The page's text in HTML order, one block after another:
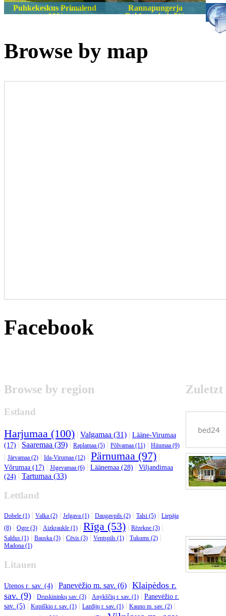
Puhkekeskus Primalend
-10%
Rannapungerja
Puhkemajad -5%
Browse by map
Facebook
Browse by region
Estland
Harjumaa (100) | Valgamaa (31) | Lääne-Virumaa
(17) | Saaremaa (39) | Raplamaa (5) | Põlvamaa (11) | Hiiumaa (9)
| Järvamaa (2) | Ida-Virumaa (12) | Pärnumaa (97) |
Võrumaa (17) | Jõgevamaa (6) | Läänemaa (28) | Viljandimaa
(24) | Tartumaa (33)
Lettland
Dobele (1) | Valka (2) | Jelgava (1) | Daugavpils (2) | Talsi (5) | Liepāja
(8) | Ogre (3) | Aizkraukle (1) | Rīga (53) | Rēzekne (3) |
Saldus (1) | Bauska (3) | Cēsis (3) | Ventspils (1) | Tukums (2) |
Madona (1)
Litauen
Utenos r. sav. (4) | Panevėžio m. sav. (6) | Klaipėdos r.
sav. (9) | Druskininkų sav. (3) | Anykščių r. sav. (1) | Panevėžio r.
sav. (5) | Kupiškio r. sav. (1) | Lazdijų r. sav. (1) | Kauno m. sav. (2) |
Zuletzt